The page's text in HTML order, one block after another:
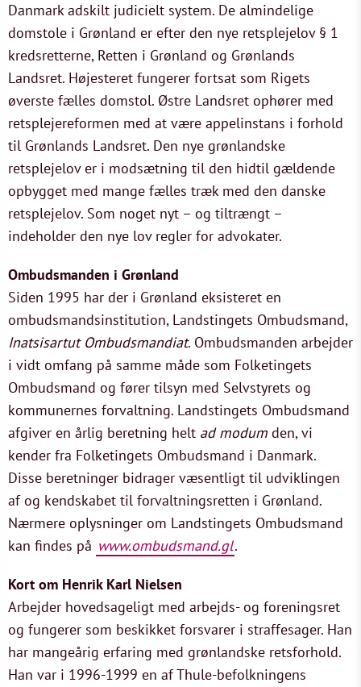
Danmark adskilt judicielt system. De almindelige
domstole i Grønland er efter den nye retsplejelov § 1
kredsretterne, Retten i Grønland og Grønlands
Landsret. Højesteret fungerer fortsat som Rigets
øverste fælles domstol. Østre Landsret ophører med
retsplejereformen med at være appelinstans i forhold
til Grønlands Landsret. Den nye grønlandske
retsplejelov er i modsætning til den hidtil gældende
opbygget med mange fælles træk med den danske
retsplejelov. Som noget nyt – og tiltrængt –
indeholder den nye lov regler for advokater.
Ombudsmanden i Grønland
Siden 1995 har der i Grønland eksisteret en
ombudsmandsinstitution, Landstingets Ombudsmand,
Inatsisartut Ombudsmandiat. Ombudsmanden arbejder
i vidt omfang på samme måde som Folketingets
Ombudsmand og fører tilsyn med Selvstyrets og
kommunernes forvaltning. Landstingets Ombudsmand
afgiver en årlig beretning helt ad modum den, vi
kender fra Folketingets Ombudsmand i Danmark.
Disse beretninger bidrager væsentligt til udviklingen
af og kendskabet til forvaltningsretten i Grønland.
Nærmere oplysninger om Landstingets Ombudsmand
kan findes på www.ombudsmand.gl.
Kort om Henrik Karl Nielsen
Arbejder hovedsageligt med arbejds- og foreningsret
og fungerer som beskikket forsvarer i straffesager. Han
har mangeårig erfaring med grønlandske retsforhold.
Han var i 1996-1999 en af Thule-befolkningens